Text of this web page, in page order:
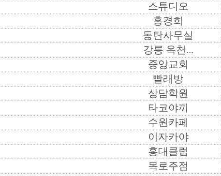
스튜디오
홍경희
동탄사무실
강릉 옥천...
중앙교회
빨래방
상담학원
타코야끼
수원카페
이자카야
홍대클럽
목로주점